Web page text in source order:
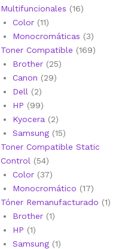
Multifuncionales
1616
Color 1111
productos
Monocromáticas 33
productos
Toner Compatible 169169
Brother 2525
Canon 2929
Dell 22
productos
HP 9999
productos
Kyocera 22
productos
Samsung 1515
productos
Toner Compatible Static
Control
5454
productos
Color 3737
productos
Monocromático 1717
productos
Tóner Remanufacturado 11
Brother 11
HP 11
producto
Samsung 11